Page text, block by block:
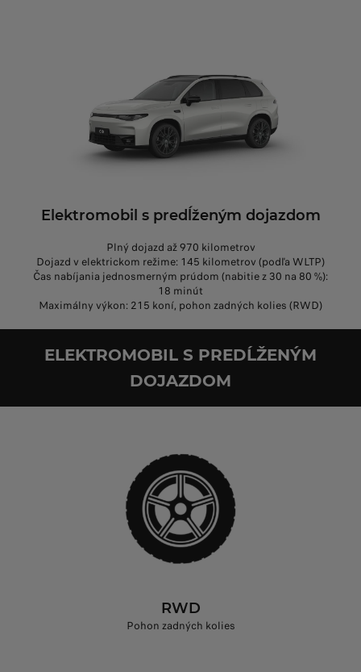
Elektromobil s predĺženým dojazdom
Plný dojazd až 970 kilometrov
Dojazd v elektrickom režime: 145 kilometrov (podľa WLTP)
Čas nabíjania jednosmerným prúdom (nabitie z 30 na 80 %):
18 minút
Maximálny výkon: 215 koní, pohon zadných kolies (RWD)
ELEKTROMOBIL S PREDĹŽENÝM
DOJAZDOM
RWD
Pohon zadných kolies